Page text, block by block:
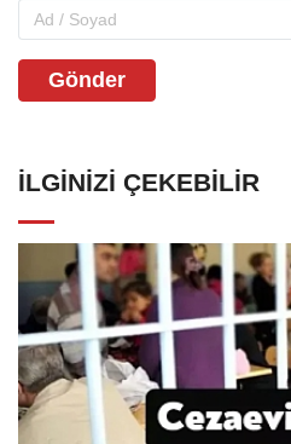
Gönder
İLGINIZI ÇEKEBILIR